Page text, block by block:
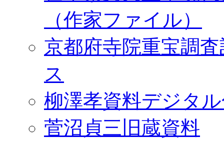
（作家ファイル）
京都府寺院重宝調
ス
柳澤孝資料デジタ
菅沼貞三旧蔵資料